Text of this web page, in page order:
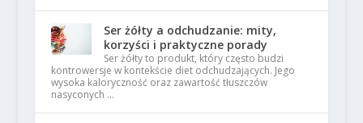
Ser żółty a odchudzanie: mity,
korzyści i praktyczne porady
Ser żółty to produkt, który często budzi
kontrowersje w kontekście diet odchudzających. Jego
wysoka kaloryczność oraz zawartość tłuszczów
nasyconych …